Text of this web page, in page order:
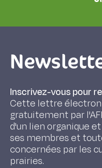
Inscrivez-vous pour
Cette lettre
gratuitement par
d'un lien organique
ses membres et
concernées par les
prairies.